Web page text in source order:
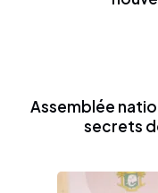
Assemblée
secrets